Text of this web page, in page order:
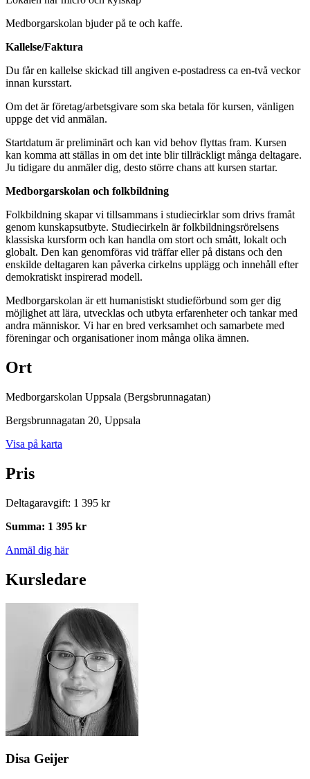
Medborgarskolan bjuder på te och kaffe.
Kallelse/Faktura
Du får en kallelse skickad till angiven e-postadress ca en-två veckor
innan kursstart.
Om det är företag/arbetsgivare som ska betala för kursen, vänligen
uppge det vid anmälan.
Startdatum är preliminärt och kan vid behov flyttas fram. Kursen
kan komma att ställas in om det inte blir tillräckligt många deltagare.
Ju tidigare du anmäler dig, desto större chans att kursen startar.
Medborgarskolan och folkbildning
Folkbildning skapar vi tillsammans i studiecirklar som drivs framåt
genom kunskapsutbyte. Studiecirkeln är folkbildningsrörelsens
klassiska kursform och kan handla om stort och smått, lokalt och
globalt. Den kan genomföras vid träffar eller på distans och den
enskilde deltagaren kan påverka cirkelns upplägg och innehåll efter
demokratiskt inspirerad modell.
Medborgarskolan är ett humanistiskt studieförbund som ger dig
möjlighet att lära, utvecklas och utbyta erfarenheter och tankar med
andra människor. Vi har en bred verksamhet och samarbete med
föreningar och organisationer inom många olika ämnen.
Ort
Medborgarskolan Uppsala (Bergsbrunnagatan)
Bergsbrunnagatan 20, Uppsala
Visa på karta
Pris
Deltagaravgift: 1 395 kr
Summa: 1 395 kr
Anmäl dig här
Kursledare
Disa Geijer